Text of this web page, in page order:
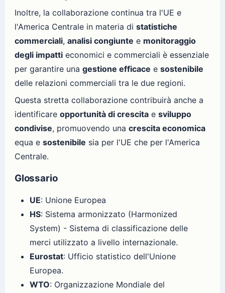
Inoltre, la collaborazione continua tra l'UE e
l'America Centrale in materia di statistiche
commerciali, analisi congiunte e monitoraggio
degli impatti economici e commerciali è essenziale
per garantire una gestione efficace e sostenibile
delle relazioni commerciali tra le due regioni.
Questa stretta collaborazione contribuirà anche a
identificare opportunità di crescita e sviluppo
condivise, promuovendo una crescita economica
equa e sostenibile sia per l'UE che per l'America
Centrale.
Glossario
UE: Unione Europea
HS: Sistema armonizzato (Harmonized
System) - Sistema di classificazione delle
merci utilizzato a livello internazionale.
Eurostat: Ufficio statistico dell'Unione
Europea.
WTO: Organizzazione Mondiale del